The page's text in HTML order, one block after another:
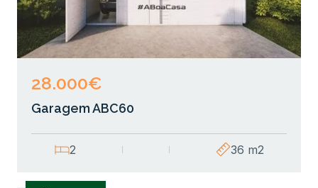
28.000€
Garagem ABC60
2 36 m2